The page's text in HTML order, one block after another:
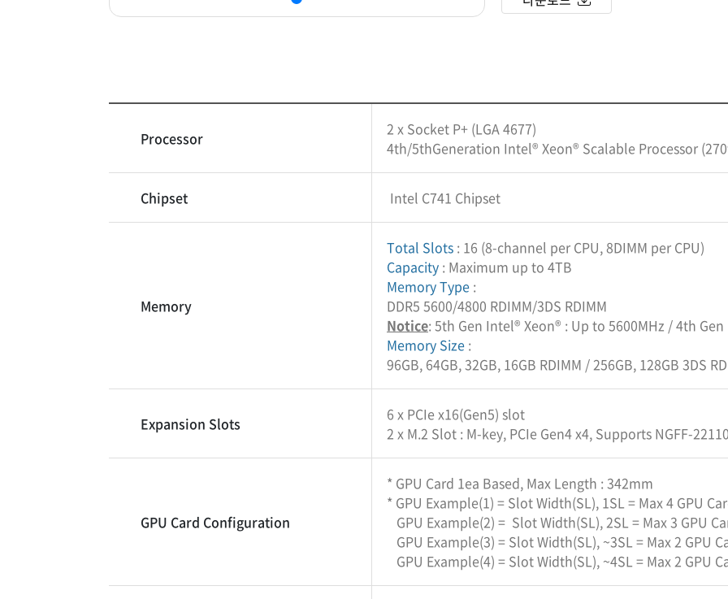
Processor
2 x Socket P+ (LGA 4677)
4th/5thGeneration Intel® Xeon® Scalable Processor
Chipset Intel C741 Chipset
Memory
Total Slots : 16 (8-channel per CPU, 8DIMM per CPU)
Capacity : Maximum up to 4TB
Memory Type :
DDR5 5600/4800 RDIMM/3DS RDIMM
Notice: 5th Gen Intel® Xeon® : Up to 5600MHz / 4th
Memory Size :
96GB, 64GB, 32GB, 16GB RDIMM / 256GB, 128GB 3DS
Expansion Slots
6 x PCIe x16(Gen5) slot
2 x M.2 Slot : M-key, PCIe Gen4 x4, Supports NGFF-
GPU Card Configuration
* GPU Card 1ea Based, Max Length : 342mm
* GPU Example(1) = Slot Width(SL), 1SL = Max 4 GPU
GPU Example(2) = Slot Width(SL), 2SL = Max 3 GPU
GPU Example(3) = Slot Width(SL), ~3SL = Max 2 GPU
GPU Example(4) = Slot Width(SL), ~4SL = Max 2 GPU